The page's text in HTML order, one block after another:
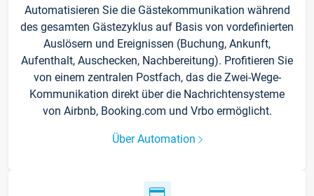
Automatisieren Sie die Gästekommunikation während
des gesamten Gästezyklus auf Basis von vordefinierten
Auslösern und Ereignissen (Buchung, Ankunft,
Aufenthalt, Auschecken, Nachbereitung). Profitieren Sie
von einem zentralen Postfach, das die Zwei-Wege-
Kommunikation direkt über die Nachrichtensysteme
von Airbnb, Booking.com und Vrbo ermöglicht.
Über Automation